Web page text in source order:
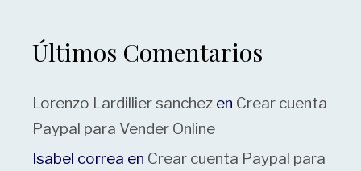
Últimos Comentarios
Lorenzo Lardillier sanchez en Crear cuenta
Paypal para Vender Online
Isabel correa en Crear cuenta Paypal para